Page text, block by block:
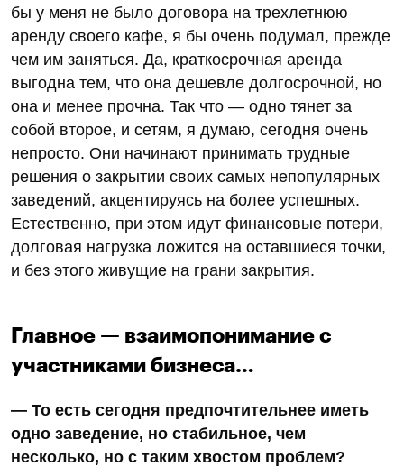
бы у меня не было договора на трехлетнюю
аренду своего кафе, я бы очень подумал, прежде
чем им заняться. Да, краткосрочная аренда
выгодна тем, что она дешевле долгосрочной, но
она и менее прочна. Так что — одно тянет за
собой второе, и сетям, я думаю, сегодня очень
непросто. Они начинают принимать трудные
решения о закрытии своих самых непопулярных
заведений, акцентируясь на более успешных.
Естественно, при этом идут финансовые потери,
долговая нагрузка ложится на оставшиеся точки,
и без этого живущие на грани закрытия.
Главное — взаимопонимание с
участниками бизнеса…
— То есть сегодня предпочтительнее иметь
одно заведение, но стабильное, чем
несколько, но с таким хвостом проблем?